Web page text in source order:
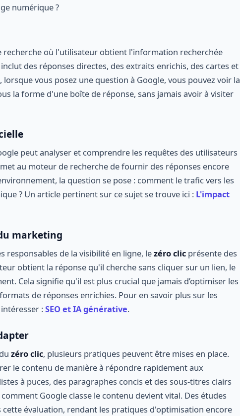
numérique ?
recherche où l'utilisateur obtient l'information recherchée
des réponses directes, des extraits enrichis, des cartes et
vous posez une question à Google, vous pouvez voir la
la forme d'une boîte de réponse, sans jamais avoir à visiter
peut analyser et comprendre les requêtes des utilisateurs
au moteur de recherche de fournir des réponses encore
la question se pose : comment le trafic vers les
? Un article pertinent sur ce sujet se trouve ici : L'impact
marketing
responsables de la visibilité en ligne, lezéro clic présente des
obtient la réponse qu'il cherche sans cliquer sur un lien, le
Cela signifie qu'il est plus crucial que jamais d’optimiser les
de réponses enrichies. Pour en savoir plus sur les
:SEO et IA générative.
zéro clic, plusieurs pratiques peuvent être mises en place.
le contenu de manière à répondre rapidement aux
à puces, des paragraphes concis et des sous-titres clairs
Google classe le contenu devient vital. Des études
évaluation, rendant les pratiques d'optimisation encore